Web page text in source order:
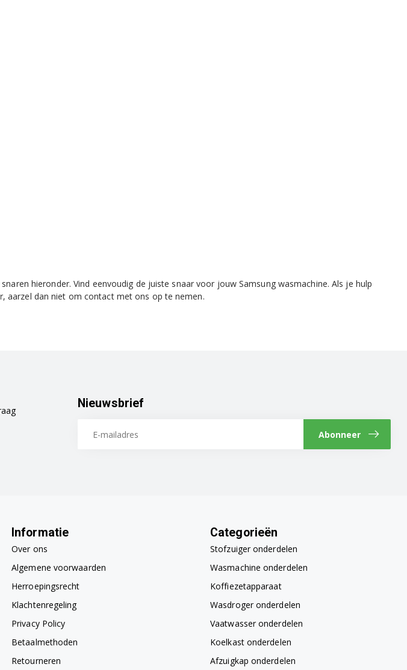
hieronder. Vind eenvoudig de juiste snaar voor jouw Samsung wasmachine. Als je hulp
aarzel dan niet om contact met ons op te nemen.
Nieuwsbrief
Abonneer
Informatie
Over ons
Algemene voorwaarden
Herroepingsrecht
Klachtenregeling
Privacy Policy
Betaalmethoden
Retourneren
Categorieën
Stofzuiger onderdelen
Wasmachine onderdelen
Koffiezetapparaat
Wasdroger onderdelen
Vaatwasser onderdelen
Koelkast onderdelen
Afzuigkap onderdelen